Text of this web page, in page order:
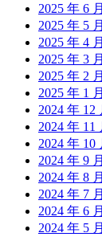
2025 年 6 月
2025 年 5 月
2025 年 4 月
2025 年 3 月
2025 年 2 月
2025 年 1 月
2024 年 12
2024 年 11
2024 年 10
2024 年 9 月
2024 年 8 月
2024 年 7 月
2024 年 6 月
2024 年 5 月